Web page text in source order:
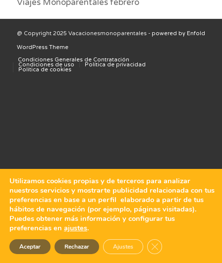
Viajes Monoparentales febrero
@ Copyright 2025 Vacacionesmonoparentales - powered by Enfold
WordPress Theme
Condiciones Generales de Contratación
Condiciones de uso Política de privacidad
Política de cookies
Utilizamos cookies propias y de terceros para analizar
nuestros servicios y mostrarte publicidad relacionada con tus
preferencias en base a un perfil elaborado a partir de tus
hábitos de navegación (por ejemplo, páginas visitadas).
Puedes obtener más información y configurar tus
preferencias en ajustes.
Aceptar Rechazar Ajustes Cerrar el banner de